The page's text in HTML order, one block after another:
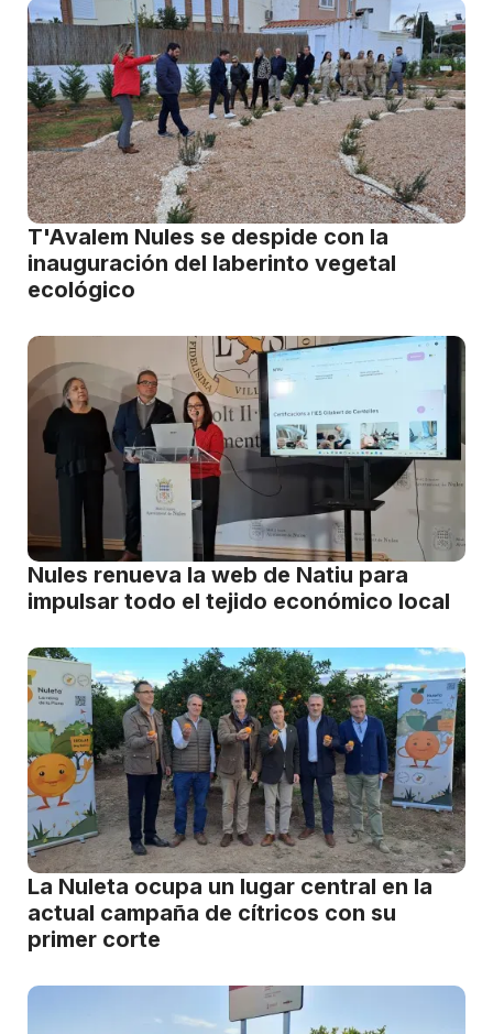
T'Avalem Nules se despide con la
inauguración del laberinto vegetal
ecológico
Nules renueva la web de Natiu para
impulsar todo el tejido económico local
La Nuleta ocupa un lugar central en la
actual campaña de cítricos con su
primer corte